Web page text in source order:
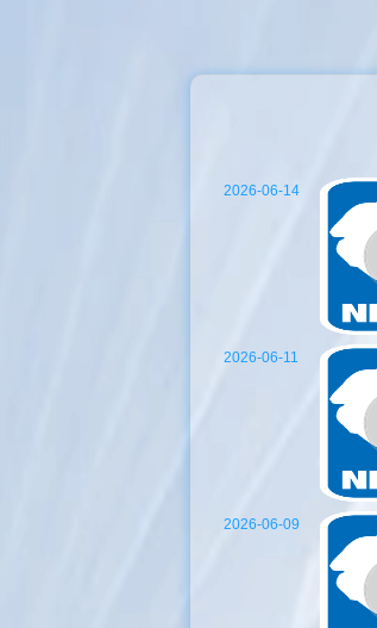
2026-06-14
2026-06-11
2026-06-09